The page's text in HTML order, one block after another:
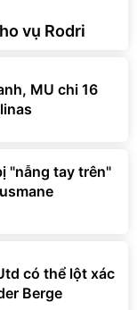
vụ Rodri
MU chi 16
"nẫng tay trên"
có thể lột xác
Berge